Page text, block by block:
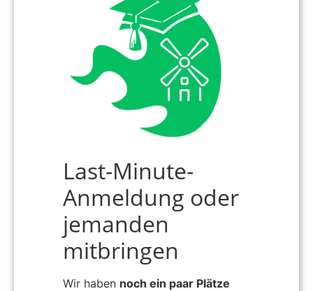
Last-Minute-
Anmeldung oder
jemanden
mitbringen
Wir haben noch ein paar Plätze